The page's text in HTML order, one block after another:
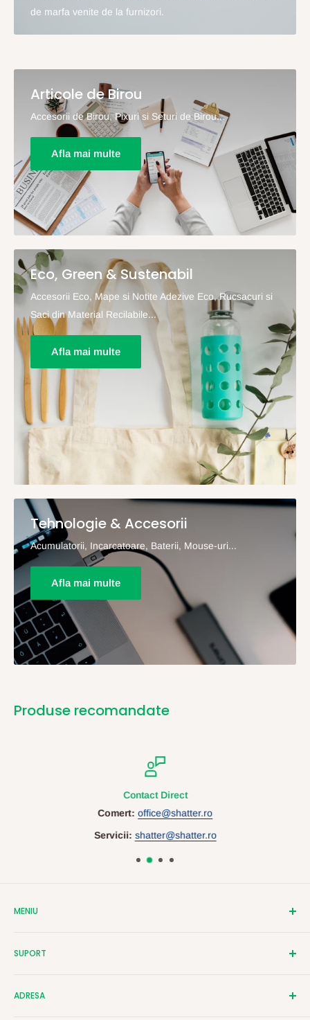
de marfa venite de la furnizori.
Articole de Birou
Accesorii de Birou, Pixuri si Seturi de Birou...
Afla mai multe
Eco, Green & Sustenabil
Accesorii Eco, Mape si Notite Adezive Eco, Rucsacuri si
Saci din Material Recilabile...
Afla mai multe
Tehnologie & Accesorii
Acumulatorii, Incarcatoare, Baterii, Mouse-uri...
Afla mai multe
Produse recomandate
Contact Direct
Comert: office@shatter.ro
Servicii: shatter@shatter.ro
MENIU
Contact
Servicii Personalizare
SUPORT
Politica de Confidentialitate
ADRESA